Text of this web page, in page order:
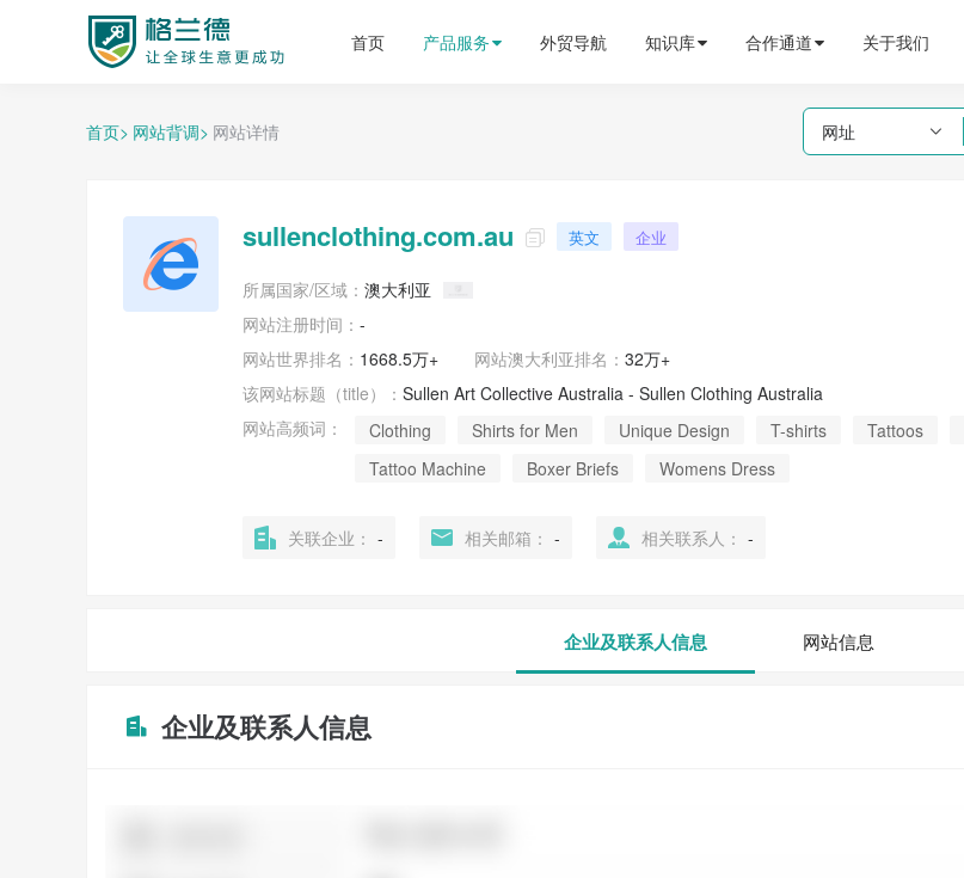
格兰德外贸获客平台 首页 产品服务 外贸导航 知识库 合作通道 关于我们
首页> 网站背调> 网站详情 网址 
sullenclothing.com.au  英文 企业
所属国家/区域： 澳大利亚
网站注册时间： -
网站世界排名： 1668.5万+ 网站澳大利亚排名： 32万+
该网站标题（title）： Sullen Art Collective Australia - Sullen Clothing Australia
网站高频词：
Clothing Shirts for Men Unique Design T-shirts Tattoos
Tattoo Machine
Boxer Briefs Womens Dress
关联企业： - 相关邮箱： - 相关联系人： -
企业及联系人信息 网站信息
 企业及联系人信息